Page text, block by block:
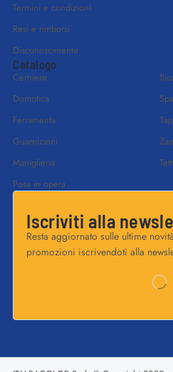
Termini e condizioni
Resi e rimborsi
Disconoscimento
Catalogo
Cerniere
Domotica
Ferramenta
Guarnizioni
Maniglieria
Posa in opera
Iscriviti alla
Resta aggiornato sulle ultime
promozioni iscrivendoti alla